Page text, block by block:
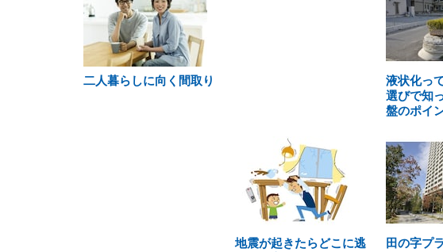
二人暮らしに向く間取り
液状化っ
選びで知
盤のポイ
地震が起きたらどこに逃
田の字プ